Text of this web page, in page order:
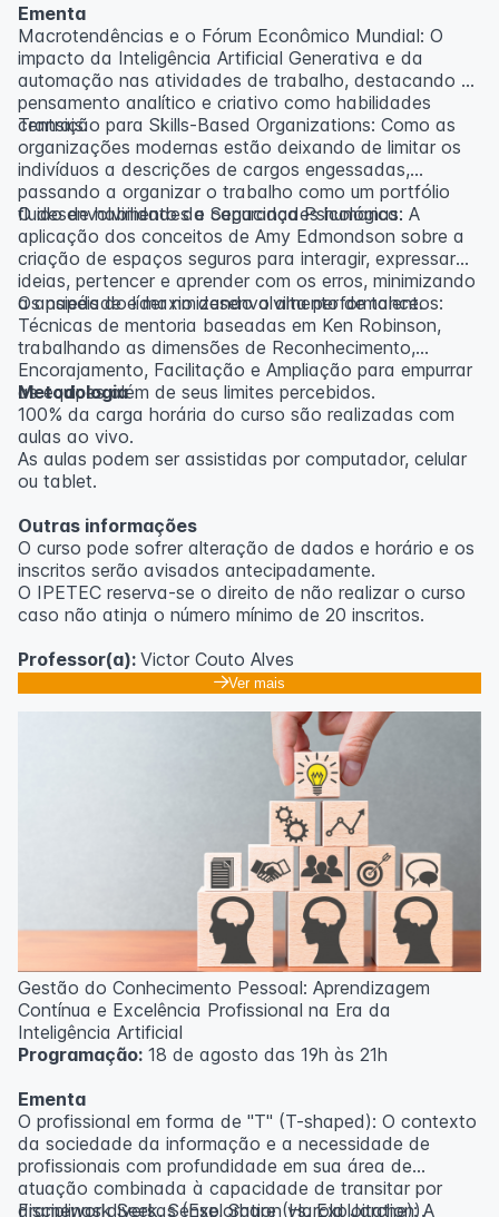
Ementa
Macrotendências e o Fórum Econômico Mundial: O
impacto da Inteligência Artificial Generativa e da
automação nas atividades de trabalho, destacando o
pensamento analítico e criativo como habilidades
centrais.
Transição para Skills-Based Organizations: Como as
organizações modernas estão deixando de limitar os
indivíduos a descrições de cargos engessadas,
passando a organizar o trabalho como um portfólio
fluido de habilidades e capacidades humanas.
O desenvolvimento da Segurança Psicológica: A
aplicação dos conceitos de Amy Edmondson sobre a
criação de espaços seguros para interagir, expressar
ideias, pertencer e aprender com os erros, minimizando
a ansiedade e maximizando a alta performance.
Os papéis do líder no desenvolvimento de talentos:
Técnicas de mentoria baseadas em Ken Robinson,
trabalhando as dimensões de Reconhecimento,
Encorajamento, Facilitação e Ampliação para empurrar
as equipes além de seus limites percebidos.
Metodologia
100% da carga horária do curso são realizadas com
aulas ao vivo.
As aulas podem ser assistidas por computador, celular
ou tablet.
Outras informações
O curso pode sofrer alteração de dados e horário e os
inscritos serão avisados ​​antecipadamente.
O IPETEC reserva-se o direito de não realizar o curso
caso não atinja o número mínimo de 20 inscritos.
Professor(a): Victor Couto Alves
Ver mais
Gestão do Conhecimento Pessoal: Aprendizagem
Contínua e Excelência Profissional na Era da
Inteligência Artificial
Programação: 18 de agosto das 19h às 21h
Ementa
O profissional em forma de "T" (T-shaped): O contexto
da sociedade da informação e a necessidade de
profissionais com profundidade em sua área de
atuação combinada à capacidade de transitar por
disciplinas diversas (Exploration vs. Exploitation).
Framework Seek, Sense, Share (Harold Jarche): A